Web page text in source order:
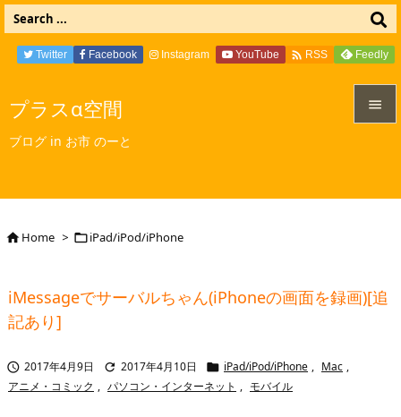
プラスα空間
ブログ in お市 のーと

次へ
Twitter Facebook Instagram YouTube  RSS Feedly
Home > iPad/iPod/iPhone
iMessageでサーバルちゃん(iPhoneの画面を録画)[追
記あり]
 2017年4月9日  2017年4月10日  iPad/iPod/iPhone , Mac ,
アニメ・コミック , パソコン・インターネット , モバイル